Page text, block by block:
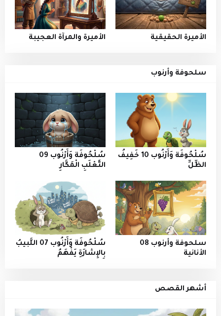
الأميرة الحقيقية الأميرة والمرآة العجيبة
سلحوفة وأرنوب
سُلْحُوفَة وَأَرْنُوب 10 خَفِيفُ
الظِّلِّ
سُلْحُوفَة وَأَرْنُوب 09
الثَّعْلَبِ الْمَكَّارِ
سلحوفة وأرنوب 08
الأنانية
سُلْحُوفَة وَأَرْنُوب 07 اللَّبيبُ
بِالإِشارَةِ يَفْهَمُ
أشهر القصص